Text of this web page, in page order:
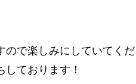
で楽しみにしていてく
ております！